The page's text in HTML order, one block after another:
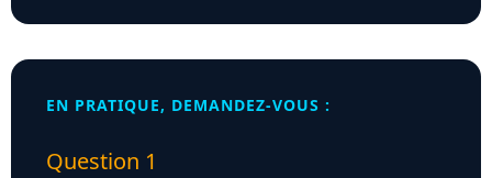
EN PRATIQUE, DEMANDEZ-VOUS :
Question 1